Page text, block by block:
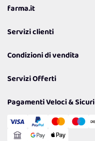
farma.it
Coupon
Lavora con noi
Politiche per la parità di genere
Servizi clienti
Richiamami
Resi
Condizioni di vendita
Spedizioni
Cookie Policy
Gestisci Cookie
Servizi Offerti
Reso Facile e Veloce
Pagamenti Veloci & Sicuri